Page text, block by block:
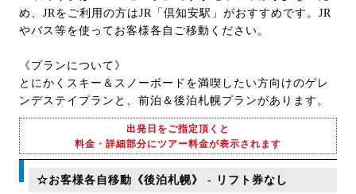
め、JRをご利用の方はJR「倶知安駅」がおすすめです。JR
やバス等を使ってお客様各自ご移動ください。
《プランについて》
とにかくスキー＆スノーボードを満喫したい方向けのゲレ
ンデステイプランと、前泊＆後泊札幌プランがあります。
出発日をご指定頂くと
料金・詳細部分にツアー料金が表示されます
☆お客様各自移動《後泊札幌》 - リフト券なし